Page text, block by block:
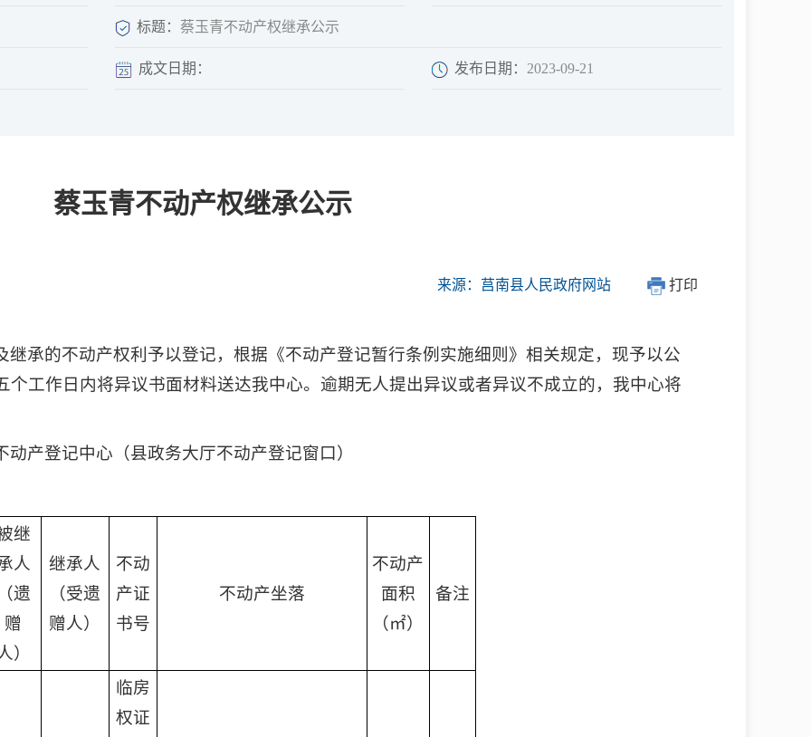
图说莒南 政府开放日
标题： 蔡玉青不动产权继承公示
成文日期： 发布日期： 2023-09-21
蔡玉青不动产权继承公示
来源：莒南县人民政府网站 打印
继承的不动产权利予以登记，根据《不动产登记暂行条例实施细则》相关规定，现予以公
个工作日内将异议书面材料送达我中心。逾期无人提出异议或者异议不成立的，我中心将
产登记中心（县政务大厅不动产登记窗口）
继
人
遗
赠
）
继承人
（受遗
赠人）
不动
产证
书号
不动产坐落
不动产
面积
（㎡）
备注
临房
权证